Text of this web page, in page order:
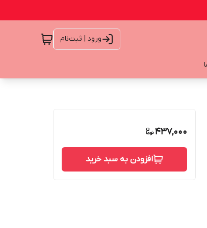
ورود | ثبت‌نام
437,000
افزودن به سبد خرید